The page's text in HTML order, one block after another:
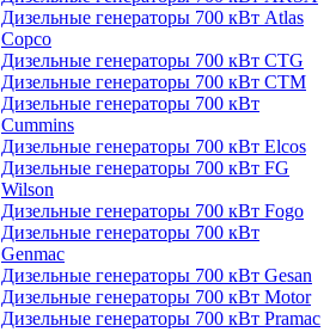
Дизельные генераторы 700 кВт Atlas
Copco
Дизельные генераторы 700 кВт CTG
Дизельные генераторы 700 кВт CTM
Дизельные генераторы 700 кВт
Cummins
Дизельные генераторы 700 кВт Elcos
Дизельные генераторы 700 кВт FG
Wilson
Дизельные генераторы 700 кВт Fogo
Дизельные генераторы 700 кВт
Genmac
Дизельные генераторы 700 кВт Gesan
Дизельные генераторы 700 кВт Motor
Дизельные генераторы 700 кВт Pramac